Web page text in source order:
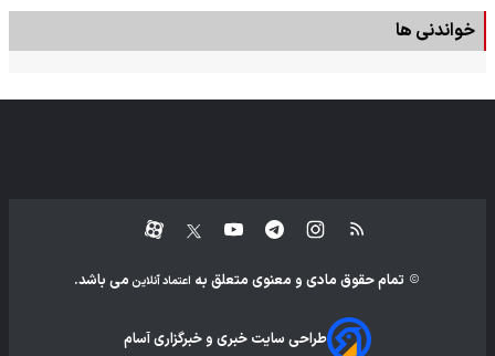
خواندنی ها
تمام حقوق مادی و معنوی متعلق به اعتماد آنلاین می باشد.
طراحی سایت خبری و خبرگزاری آسام